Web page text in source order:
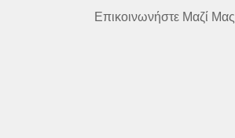
Επικοινωνήστε Μαζί Μας